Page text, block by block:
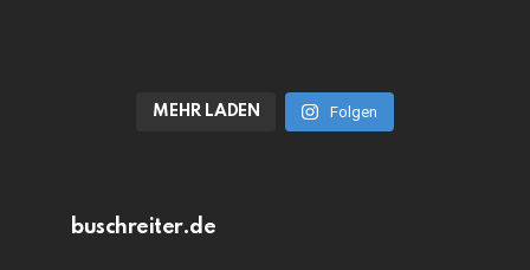
MEHR LADEN Folgen
buschreiter.de